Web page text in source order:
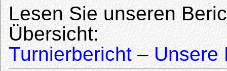
Lesen Sie unseren
Übersicht:
Turnierbericht–Unsere